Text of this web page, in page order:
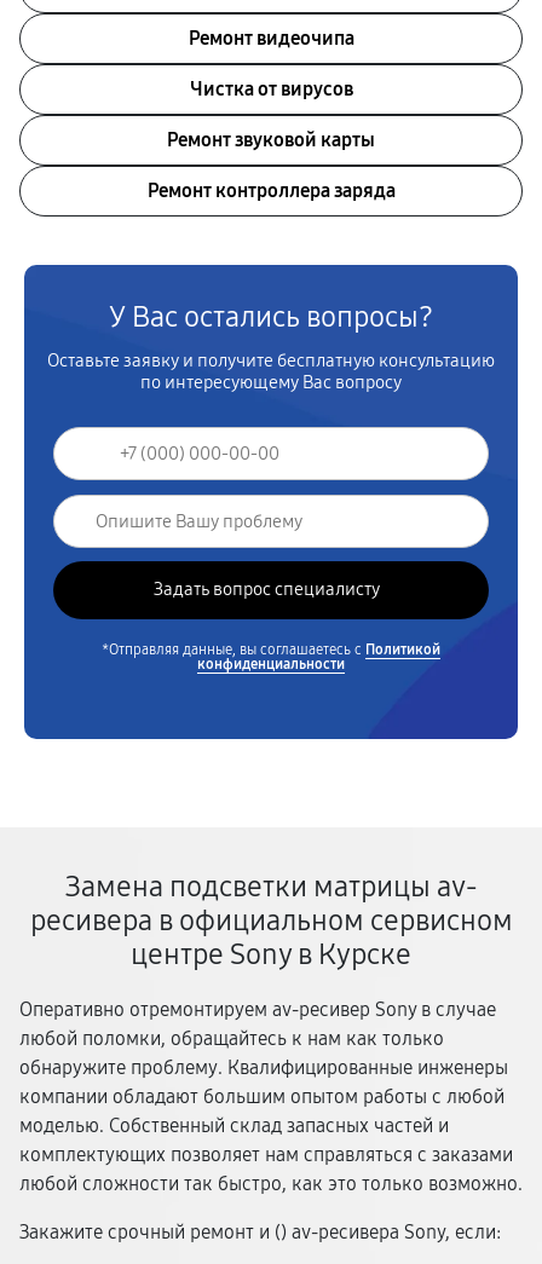
Ремонт видеочипа
Чистка от вирусов
Ремонт звуковой карты
Ремонт контроллера заряда
У Вас остались вопросы?
Оставьте заявку и получите бесплатную консультацию
по интересующему Вас вопросу
*Отправляя данные, вы соглашаетесь с Политикой
конфиденциальности
Замена подсветки матрицы av-
ресивера в официальном сервисном
центре Sony в Курске
Оперативно отремонтируем av-ресивер Sony в случае
любой поломки, обращайтесь к нам как только
обнаружите проблему. Квалифицированные инженеры
компании обладают большим опытом работы с любой
моделью. Собственный склад запасных частей и
комплектующих позволяет нам справляться с заказами
любой сложности так быстро, как это только возможно.
Закажите срочный ремонт и () av-ресивера Sony, если: